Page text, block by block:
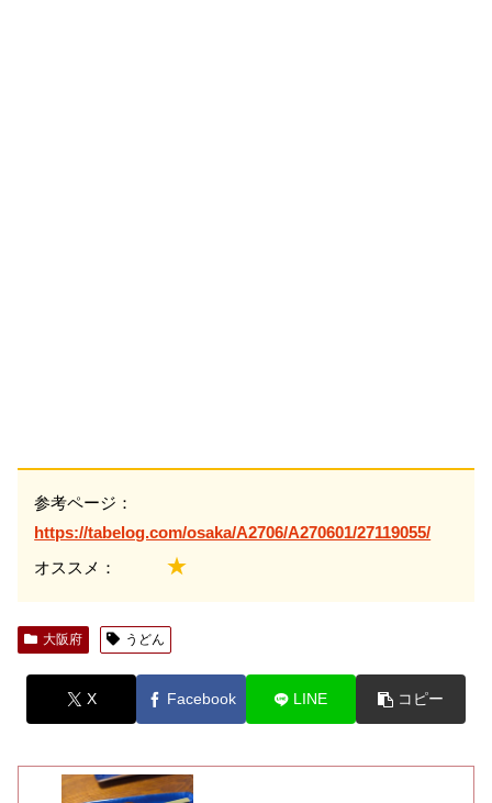
参考ページ：
https://tabelog.com/osaka/A2706/A270601/27119055/
オススメ： ★
大阪府 うどん
X Facebook LINE コピー